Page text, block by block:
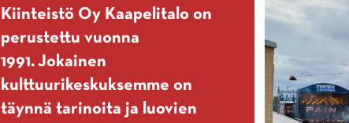
Kiinteistö Oy Kaapelitalo on
perustettu vuonna
1991. Jokainen
kulttuurikeskuksemme on
täynnä tarinoita ja luovien